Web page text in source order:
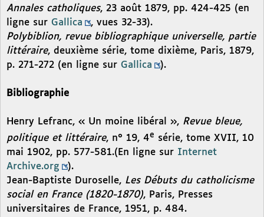
Annales catholiques, 23 août 1879, pp. 424-425 (en
ligne sur Gallica
, vues 32-33).
Polybiblion, revue bibliographique universelle, partie
littéraire, deuxième série, tome dixième, Paris, 1879,
p. 271-272 (en ligne sur Gallica ).
Bibliographie
Henry Lefranc, « Un moine libéral », Revue bleue,
politique et littéraire, n° 19, 4e série, tome XVII, 10
mai 1902, pp. 577-581.(En ligne sur Internet
Archive.org
).
Jean-Baptiste Duroselle, Les Débuts du catholicisme
social en France (1820-1870), Paris, Presses
universitaires de France, 1951, p. 484.